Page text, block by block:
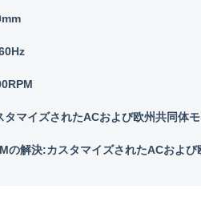
タマイズされたACおよび欧州共同体
の解決:カスタマイズされたACおよび